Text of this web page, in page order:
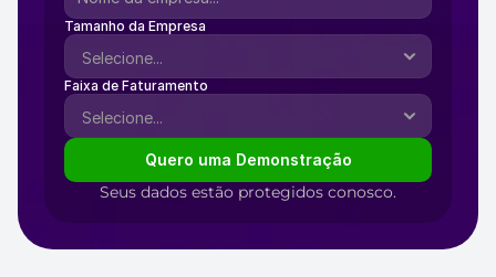
Tamanho da Empresa
Faixa de Faturamento
Quero uma Demonstração
Seus dados estão protegidos conosco.